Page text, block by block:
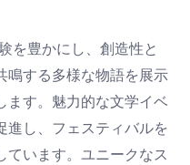
を豊かにし、創造性と
鳴する多様な物語を展示
ます。魅力的な文学イベ
進し、フェスティバルを
ています。ユニークなス